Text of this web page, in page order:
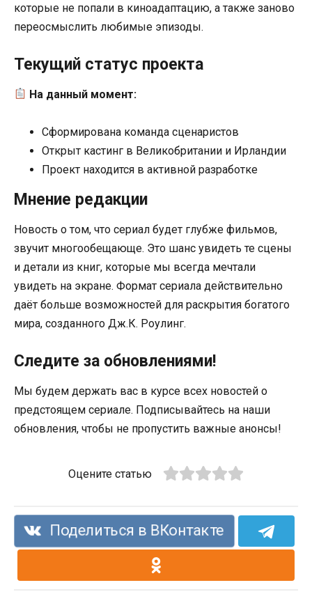
которые не попали в киноадаптацию, а также заново
переосмыслить любимые эпизоды.
Текущий статус проекта
На данный момент:
Сформирована команда сценаристов
Открыт кастинг в Великобритании и Ирландии
Проект находится в активной разработке
Мнение редакции
Новость о том, что сериал будет глубже фильмов,
звучит многообещающе. Это шанс увидеть те сцены
и детали из книг, которые мы всегда мечтали
увидеть на экране. Формат сериала действительно
даёт больше возможностей для раскрытия богатого
мира, созданного Дж.К. Роулинг.
Следите за обновлениями!
Мы будем держать вас в курсе всех новостей о
предстоящем сериале. Подписывайтесь на наши
обновления, чтобы не пропустить важные анонсы!
Оцените статью
Поделиться в ВКонтакте